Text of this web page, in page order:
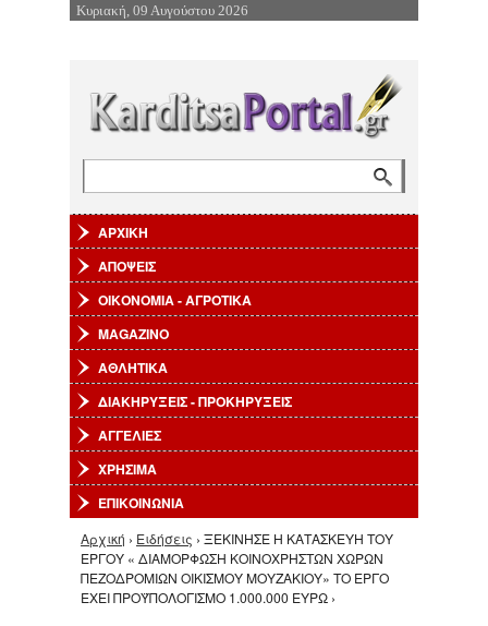
Επιστροφή στην Πλοήγηση
Κυριακή, 09 Αυγούστου 2026
ΑΡΧΙΚΗ
ΑΠΟΨΕΙΣ
ΟΙΚΟΝΟΜΙΑ - ΑΓΡΟΤΙΚΑ
MAGAZINO
ΑΘΛΗΤΙΚΑ
ΔΙΑΚΗΡΥΞΕΙΣ - ΠΡΟΚΗΡΥΞΕΙΣ
ΑΓΓΕΛΙΕΣ
ΧΡΗΣΙΜΑ
ΕΠΙΚΟΙΝΩΝΙΑ
Είστε εδώ
Αρχική › Ειδήσεις › ΞΕΚΙΝΗΣΕ Η ΚΑΤΑΣΚΕΥΗ ΤΟΥ
ΕΡΓΟΥ « ΔΙΑΜΟΡΦΩΣΗ ΚΟΙΝΟΧΡΗΣΤΩΝ ΧΩΡΩΝ
ΠΕΖΟΔΡΟΜΙΩΝ ΟΙΚΙΣΜΟΥ ΜΟΥΖΑΚΙΟΥ» TO ΕΡΓΟ
ΕΧΕΙ ΠΡΟΫΠΟΛΟΓΙΣΜΟ 1.000.000 ΕΥΡΩ ›